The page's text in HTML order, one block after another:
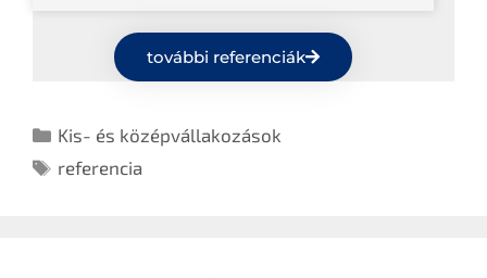
további referenciák
Kis- és középvállakozások
referencia